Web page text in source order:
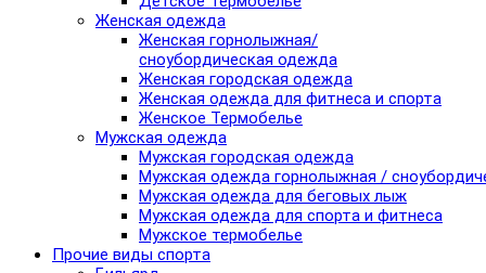
Женская одежда
Женская горнолыжная/
сноубордическая одежда
Женская городская одежда
Женская одежда для фитнеса и спорта
Женское Термобелье
Мужская одежда
Мужская городская одежда
Мужская одежда горнолыжная /
Мужская одежда для беговых лыж
Мужская одежда для спорта и фитнеса
Мужское термобелье
Прочие виды спорта